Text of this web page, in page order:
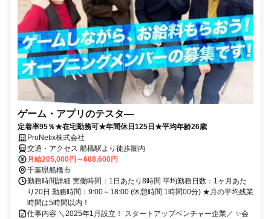
ゲーム・アプリのテスタ―
定着率95％★在宅勤務可★年間休日125日★平均年齢26歳
ProNetix株式会社
交通・アクセス 船橋駅より徒歩圏内
月給205,000円～608,600円
千葉県船橋市
勤務時間詳細 実働時間：1日あたり8時間 平均勤務日数：1ヶ月あた
り20日 勤務時間：9:00～18:00 (休憩時間 1時間00分) ★月の平均残業
時間は5時間以内！
仕事内容 ＼2025年1月設立！ スタートアップベンチャー企業／ ✨会